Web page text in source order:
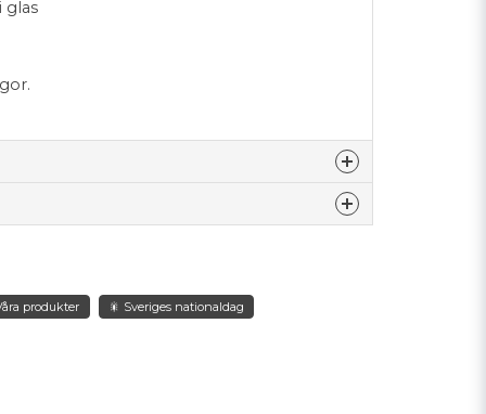
glas
produkten...
produkter 🎇 Sveriges nationaldag